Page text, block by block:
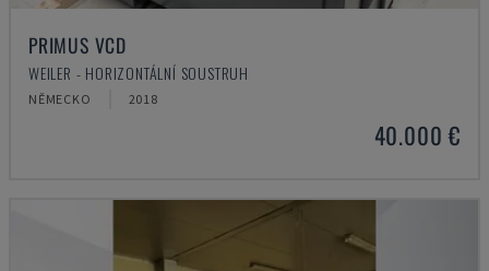
PRIMUS VCD
WEILER - HORIZONTÁLNÍ SOUSTRUH
NĚMECKO 2018
40.000 €